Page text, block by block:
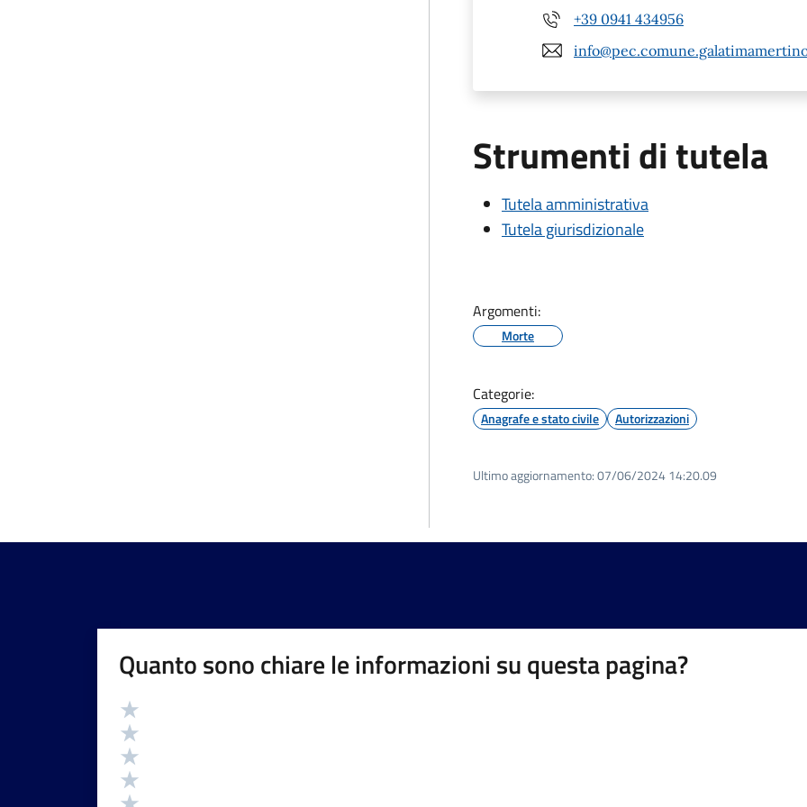
+39 0941 434956
Strumenti di tutela
Tutela amministrativa
Tutela giurisdizionale
Argomenti:
Morte
Categorie:
Anagrafe e stato civile Autorizzazioni
Ultimo aggiornamento:07/06/2024 14:20.09
Quanto sono chiare le informazioni su questa pagina?
Valutazione